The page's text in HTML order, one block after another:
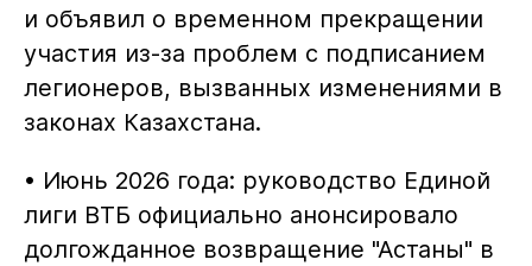
и объявил о временном прекращении
участия из-за проблем с подписанием
легионеров, вызванных изменениями в
законах Казахстана.
• Июнь 2026 года: руководство Единой
лиги ВТБ официально анонсировало
долгожданное возвращение "Астаны" в